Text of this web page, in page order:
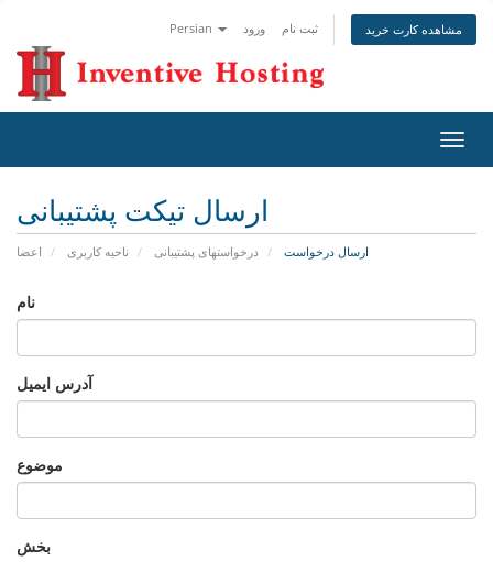
Persian ورود ثبت نام مشاهده کارت خرید
تغییر
ارسال تیکت پشتیبانی
اعضا ناحیه کاربری درخواستهای پشتیبانی ارسال درخواست
نام
آدرس ایمیل
موضوع
بخش